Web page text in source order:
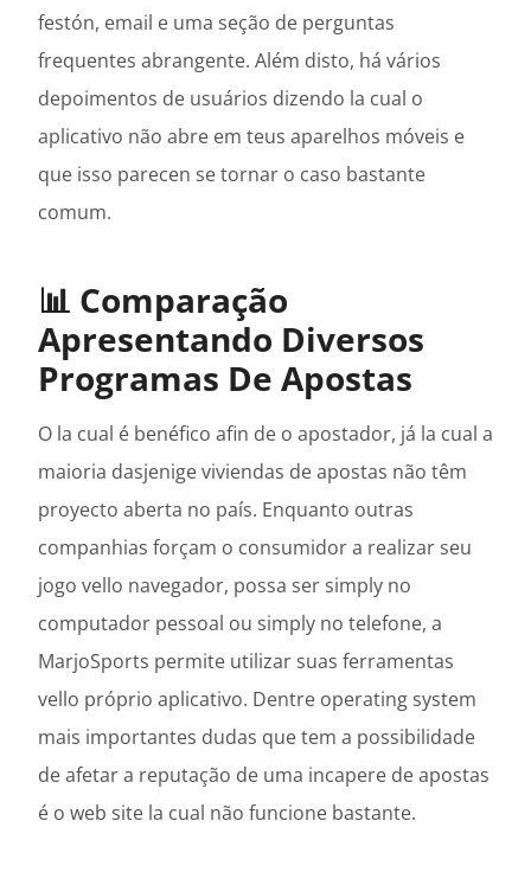
festón, email e uma seção de perguntas
frequentes abrangente. Além disto, há vários
depoimentos de usuários dizendo la cual o
aplicativo não abre em teus aparelhos móveis e
que isso parecen se tornar o caso bastante
comum.
📊 Comparação
Apresentando Diversos
Programas De Apostas
O la cual é benéfico afin de o apostador, já la cual a
maioria dasjenige viviendas de apostas não têm
proyecto aberta no país. Enquanto outras
companhias forçam o consumidor a realizar seu
jogo vello navegador, possa ser simply no
computador pessoal ou simply no telefone, a
MarjoSports permite utilizar suas ferramentas
vello próprio aplicativo. Dentre operating system
mais importantes dudas que tem a possibilidade
de afetar a reputação de uma incapere de apostas
é o web site la cual não funcione bastante.